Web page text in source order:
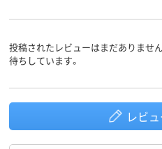
投稿されたレビューはまだありませ
待ちしています。
レビ